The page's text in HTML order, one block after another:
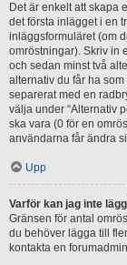
Det är enkelt att skapa
det första inlägget i en
inläggsformuläret (om
omröstningar). Skriv in
och sedan minst två
alternativ du får ha
separerat med en
välja under “Alternativ
ska vara (0 för en
användarna får ändra
Upp
Varför kan jag inte
Gränsen för antal
du behöver lägga till
kontakta en